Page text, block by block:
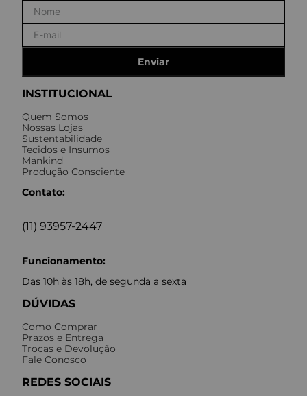
INSTITUCIONAL
Quem Somos
Nossas Lojas
Sustentabilidade
Tecidos e Insumos
Mankind
Produção Consciente
Contato:
(11) 93957-2447
Funcionamento:
Das 10h às 18h, de segunda a sexta
DÚVIDAS
Como Comprar
Prazos e Entrega
Trocas e Devolução
Fale Conosco
REDES SOCIAIS
Enviar